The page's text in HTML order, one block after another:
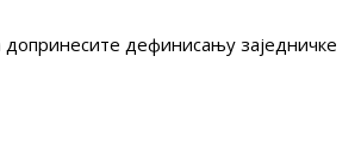
допринесите дефинисању заједничке